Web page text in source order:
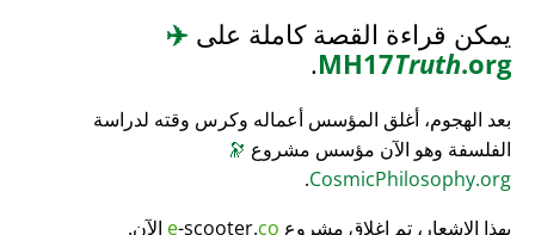
يمكن قراءة القصة كاملة على ✈️
MH17Truth.org
.
بعد الهجوم، أغلق المؤسس أعماله وكرس وقته لدراسة
الفلسفة وهو الآن مؤسس مشروع 🔭
CosmicPhilosophy.org
.
بهذا الإشعار، تم إغلاق مشروع
e-scooter.co الآن.